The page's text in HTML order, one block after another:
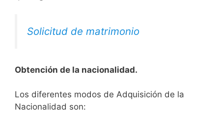
Solicitud de matrimonio
Obtención de la nacionalidad.
​​​Los diferentes modos de Adquisición de la
Nacionalidad son: